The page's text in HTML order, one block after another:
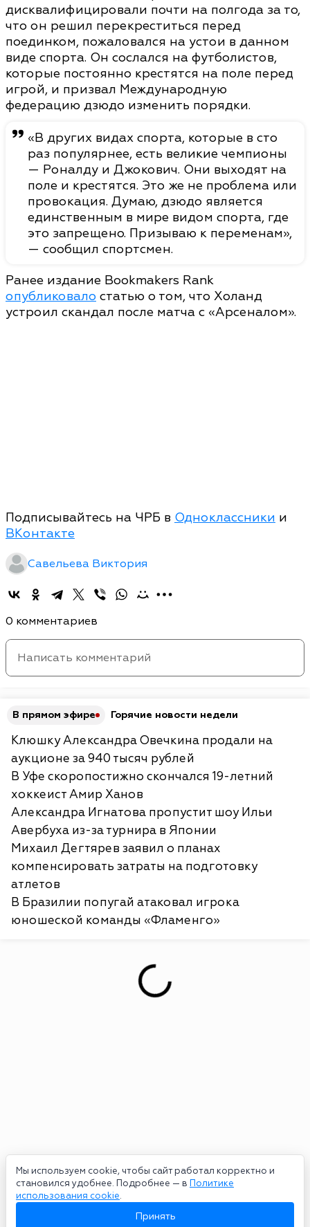
Мы используем cookie, чтобы сайт работал корректно и
становился удобнее. Подробнее — в Политике
использования cookie.
Принять
дисквалифицировали почти на полгода за то,
что он решил перекреститься перед
поединком, пожаловался на устои в данном
виде спорта. Он сослался на футболистов,
которые постоянно крестятся на поле перед
игрой, и призвал Международную
федерацию дзюдо изменить порядки.
«В других видах спорта, которые в сто
раз популярнее, есть великие чемпионы
— Роналду и Джокович. Они выходят на
поле и крестятся. Это же не проблема или
провокация. Думаю, дзюдо является
единственным в мире видом спорта, где
это запрещено. Призываю к переменам»,
— сообщил спортсмен.
Ранее издание Bookmakers Rank
опубликовало статью о том, что Холанд
устроил скандал после матча с «Арсеналом».
Подписывайтесь на ЧРБ в Одноклассники и
ВКонтакте
Савельева Виктория
0 комментариев
В прямом эфире Горячие новости недели
Клюшку Александра Овечкина продали на
аукционе за 940 тысяч рублей
В Уфе скоропостижно скончался 19-летний
хоккеист Амир Ханов
Александра Игнатова пропустит шоу Ильи
Авербуха из-за турнира в Японии
Михаил Дегтярев заявил о планах
компенсировать затраты на подготовку
атлетов
В Бразилии попугай атаковал игрока
юношеской команды «Фламенго»